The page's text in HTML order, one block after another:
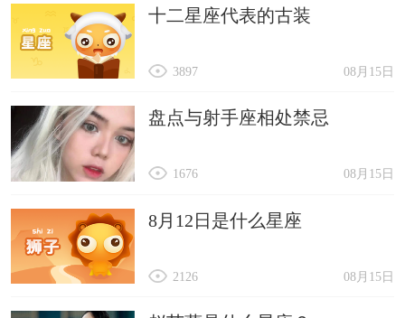
十二星座代表的古装
08月15日
3897
盘点与射手座相处禁忌
08月15日
1676
8月12日是什么星座
08月15日
2126